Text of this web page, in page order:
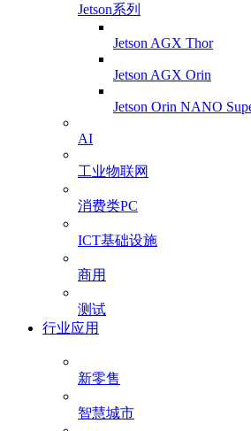
Jetson系列
Jetson AGX Thor
Jetson AGX Orin
Jetson Orin NANO
AI
工业物联网
消费类PC
ICT基础设施
商用
测试
行业应用
新零售
智慧城市